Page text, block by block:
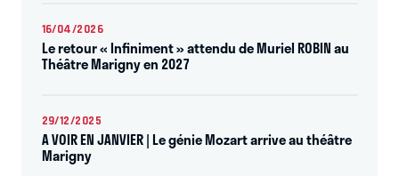
16/04/2026
Le retour « Infiniment » attendu de Muriel ROBIN au
Théâtre Marigny en 2027
29/12/2025
A VOIR EN JANVIER | Le génie Mozart arrive au théâtre
Marigny